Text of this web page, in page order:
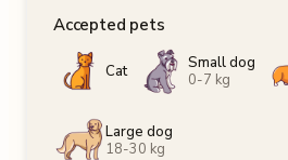
Accepted pets
Cat
Small dog
0-7 kg
Large dog
18-30 kg